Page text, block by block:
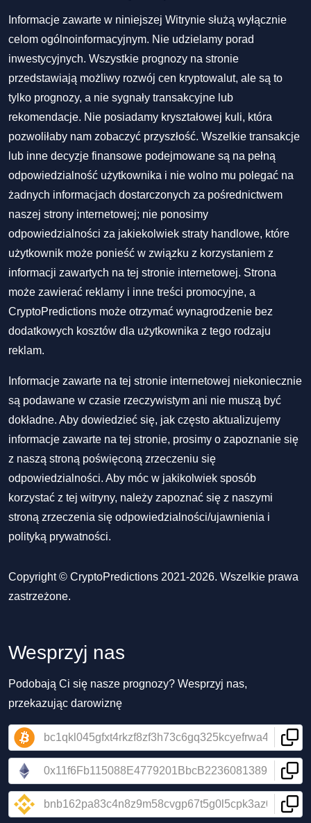
Informacje zawarte w niniejszej Witrynie służą wyłącznie
celom ogólnoinformacyjnym. Nie udzielamy porad
inwestycyjnych. Wszystkie prognozy na stronie
przedstawiają możliwy rozwój cen kryptowalut, ale są to
tylko prognozy, a nie sygnały transakcyjne lub
rekomendacje. Nie posiadamy kryształowej kuli, która
pozwoliłaby nam zobaczyć przyszłość. Wszelkie transakcje
lub inne decyzje finansowe podejmowane są na pełną
odpowiedzialność użytkownika i nie wolno mu polegać na
żadnych informacjach dostarczonych za pośrednictwem
naszej strony internetowej; nie ponosimy
odpowiedzialności za jakiekolwiek straty handlowe, które
użytkownik może ponieść w związku z korzystaniem z
informacji zawartych na tej stronie internetowej. Strona
może zawierać reklamy i inne treści promocyjne, a
CryptoPredictions może otrzymać wynagrodzenie bez
dodatkowych kosztów dla użytkownika z tego rodzaju
reklam.
Informacje zawarte na tej stronie internetowej niekoniecznie
są podawane w czasie rzeczywistym ani nie muszą być
dokładne. Aby dowiedzieć się, jak często aktualizujemy
informacje zawarte na tej stronie, prosimy o zapoznanie się
z naszą stroną poświęconą zrzeczeniu się
odpowiedzialności. Aby móc w jakikolwiek sposób
korzystać z tej witryny, należy zapoznać się z naszymi
stroną zrzeczenia się odpowiedzialności/ujawnienia i
polityką prywatności.
Copyright © CryptoPredictions 2021-2026. Wszelkie prawa
zastrzeżone.
Wesprzyj nas
Podobają Ci się nasze prognozy? Wesprzyj nas,
przekazując darowiznę